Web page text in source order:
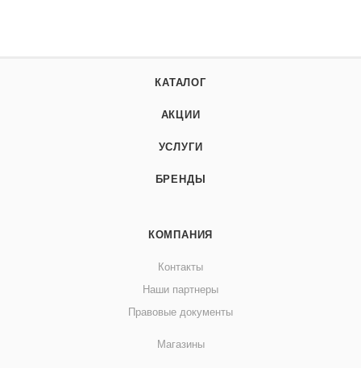
КАТАЛОГ
АКЦИИ
УСЛУГИ
БРЕНДЫ
КОМПАНИЯ
Контакты
Наши партнеры
Правовые документы
Магазины